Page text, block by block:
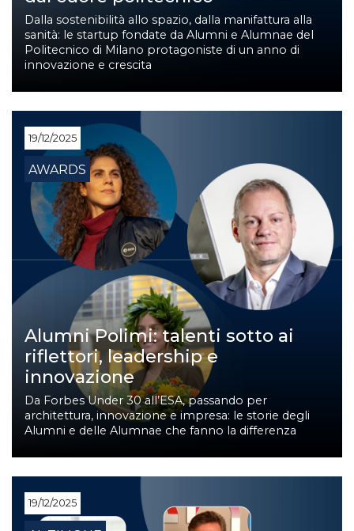
Dalla sostenibilità allo spazio, dalla manifattura alla
sanità: le startup fondate da Alumni e Alumnae del
Politecnico di Milano protagoniste di un anno di
innovazione e crescita
19/12/2025
AWARDS
Alumni Polimi: talenti sotto ai
riflettori, leadership e
innovazione
Da Forbes Under 30 all’ESA, passando per
architettura, innovazione e impresa: le storie degli
Alumni e delle Alumnae che fanno la differenza
19/12/2025